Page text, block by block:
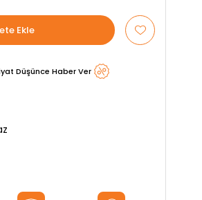
Düşünce Haber Ver